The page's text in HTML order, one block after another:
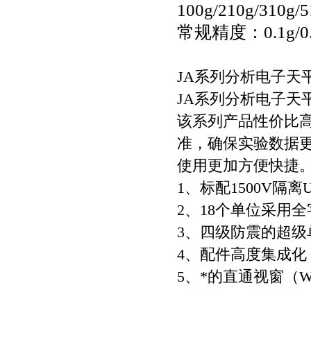
100g/210g/310g/
常规精度：0.1g/
JA系列分析电子天
JA系列分析电子天
该系列产品性价比
准，确保实验数据
使用更加方便快捷
1、标配1500V隔离
2、18个单位采用
3、四级防震的超
4、配件高度集成
5、*的直通视窗（